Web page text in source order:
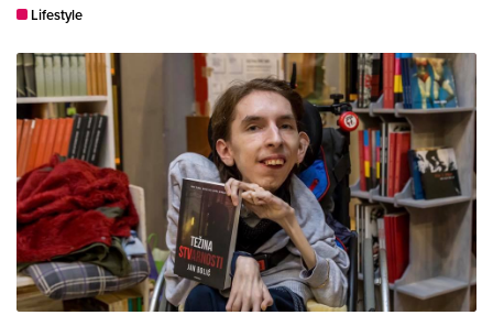
Lifestyle